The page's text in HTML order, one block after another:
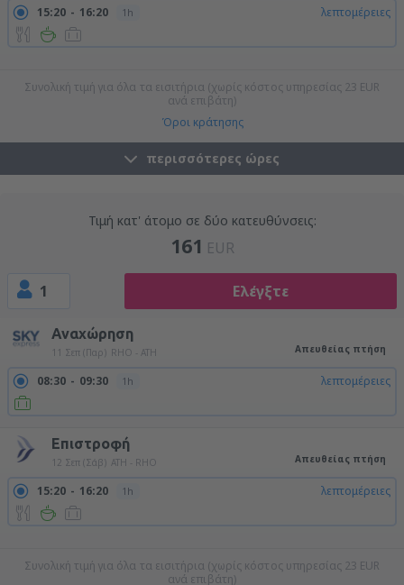
15:20 16:20 1h λεπτομέρειες
Συνολική τιμή για όλα τα εισιτήρια (χωρίς κόστος υπηρεσίας 23 EUR
ανά επιβάτη)
Όροι κράτησης
περισσότερες ώρες
Τιμή κατ' άτομο σε δύο κατευθύνσεις:
161 EUR
1 Ελέγξτε
Αναχώρηση
11 Σεπ (Παρ) RHO - ATH Απευθείας πτήση
08:30 09:30 1h λεπτομέρειες
Επιστροφή
12 Σεπ (Σάβ) ATH - RHO Απευθείας πτήση
15:20 16:20 1h λεπτομέρειες
Συνολική τιμή για όλα τα εισιτήρια (χωρίς κόστος υπηρεσίας 23 EUR
ανά επιβάτη)